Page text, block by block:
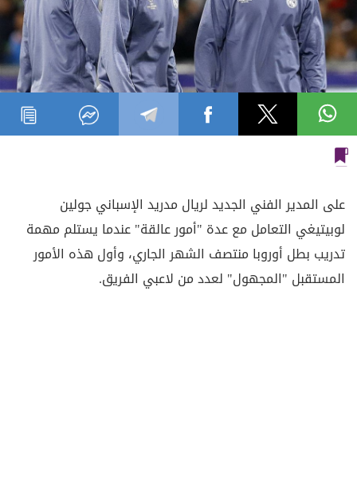
على المدير الفني الجديد لريال مدريد الإسباني جولين
لوبيتيغي التعامل مع عدة "أمور عالقة" عندما يستلم مهمة
تدريب بطل أوروبا منتصف الشهر الجاري، وأول هذه الأمور
المستقبل "المجهول" لعدد من لاعبي الفريق.